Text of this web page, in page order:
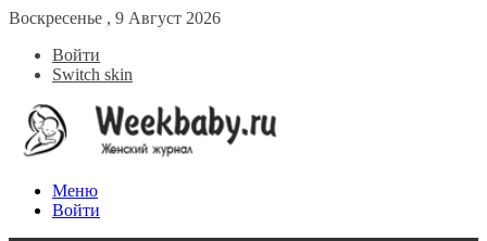
Воскресенье , 9 Август 2026
Войти
Switch skin
Меню
Войти